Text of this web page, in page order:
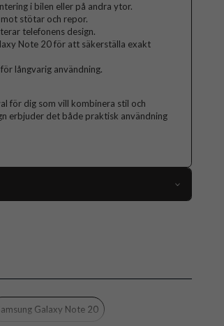
i bilen eller på andra ytor.
stötar och repor.
telefonens design.
Note 20 för att säkerställa exakt
långvarig användning.
för dig som vill kombinera stil och
erbjuder det både praktisk användning
Kortfack, Löstagbart skal
Galaxy Note 20